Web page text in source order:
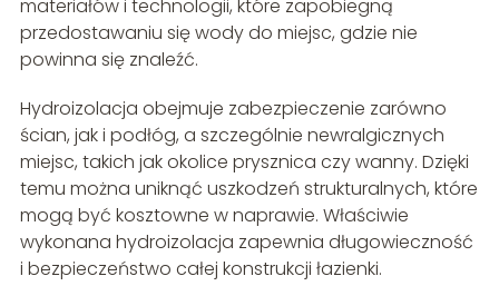
materiałów i technologii, które zapobiegną
przedostawaniu się wody do miejsc, gdzie nie
powinna się znaleźć.
Hydroizolacja obejmuje zabezpieczenie zarówno
ścian, jak i podłóg, a szczególnie newralgicznych
miejsc, takich jak okolice prysznica czy wanny. Dzięki
temu można uniknąć uszkodzeń strukturalnych, które
mogą być kosztowne w naprawie. Właściwie
wykonana hydroizolacja zapewnia długowieczność
i bezpieczeństwo całej konstrukcji łazienki.